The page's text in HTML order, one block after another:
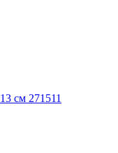
см 271511